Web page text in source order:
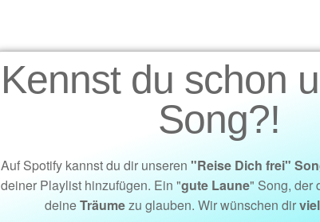
Kennst du schon
Song?!
Auf Spotify kannst du dir unseren "Reise Dich frei"
deiner Playlist hinzufügen. Ein "gute Laune" Song, der
deineTräumezu glauben. Wir wünschen dir